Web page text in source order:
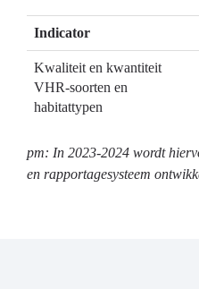
Indicator
Kwaliteit en kwantiteit
VHR-soorten en
habitattypen
pm: In 2023-2024 wordt
en rapportagesysteem